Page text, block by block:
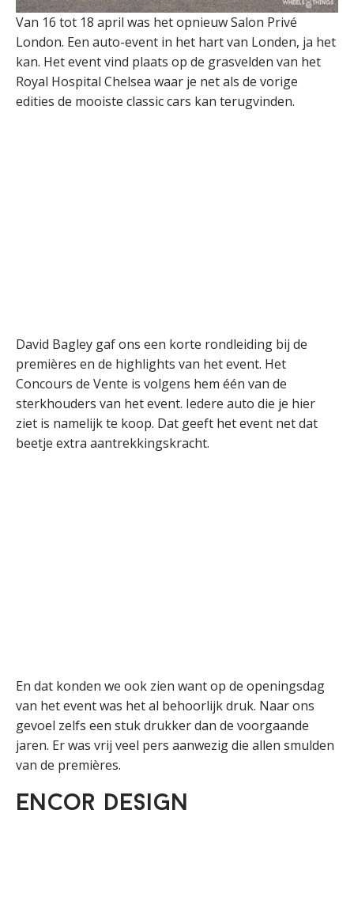
Van 16 tot 18 april was het opnieuw Salon Privé
London. Een auto-event in het hart van Londen, ja het
kan. Het event vind plaats op de grasvelden van het
Royal Hospital Chelsea waar je net als de vorige
edities de mooiste classic cars kan terugvinden.
David Bagley gaf ons een korte rondleiding bij de
premières en de highlights van het event. Het
Concours de Vente is volgens hem één van de
sterkhouders van het event. Iedere auto die je hier
ziet is namelijk te koop. Dat geeft het event net dat
beetje extra aantrekkingskracht.
En dat konden we ook zien want op de openingsdag
van het event was het al behoorlijk druk. Naar ons
gevoel zelfs een stuk drukker dan de voorgaande
jaren. Er was vrij veel pers aanwezig die allen smulden
van de premières.
Encor Design